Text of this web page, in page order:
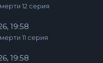
12 серия
19:58
11 серия
19:58